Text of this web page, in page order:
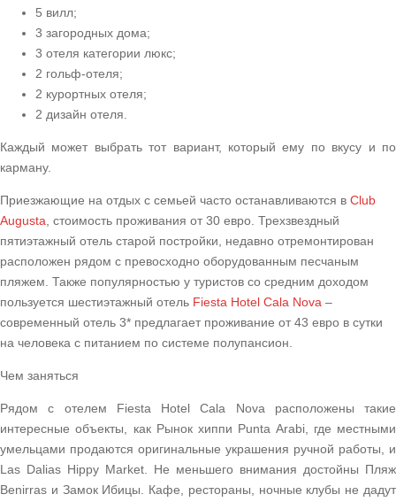
5 вилл;
3 загородных дома;
3 отеля категории люкс;
2 гольф-отеля;
2 курортных отеля;
2 дизайн отеля.
Каждый может выбрать тот вариант, который ему по вкусу и по
карману.
Приезжающие на отдых с семьей часто останавливаются в Club
Augusta , стоимость проживания от 30 евро. Трехзвездный
пятиэтажный отель старой постройки, недавно отремонтирован
расположен рядом с превосходно оборудованным песчаным
пляжем. Также популярностью у туристов со средним доходом
пользуется шестиэтажный отель Fiesta Hotel Cala Nova –
современный отель 3* предлагает проживание от 43 евро в сутки
на человека с питанием по системе полупансион.
Чем заняться
Рядом с отелем Fiesta Hotel Cala Nova расположены такие
интересные объекты, как Рынок хиппи Punta Arabi, где местными
умельцами продаются оригинальные украшения ручной работы, и
Las Dalias Hippy Market. Не меньшего внимания достойны Пляж
Benirras и Замок Ибицы. Кафе, рестораны, ночные клубы не дадут